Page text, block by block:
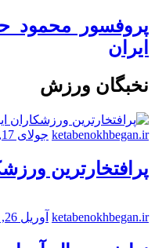
پروفسور محمود
ایران
نخبگان ورزش
ketabenokhbegan.ir جولای 17, 2021
پرافتخارترین
ketabenokhbegan.ir آوریل 26, 2021